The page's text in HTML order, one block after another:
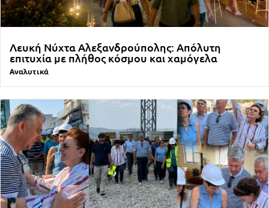
Λευκή Νύχτα Αλεξανδρούπολης: Απόλυτη
επιτυχία με πλήθος κόσμου και χαμόγελα
Αναλυτικά